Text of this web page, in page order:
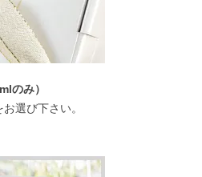
のみ）
選び下さい。